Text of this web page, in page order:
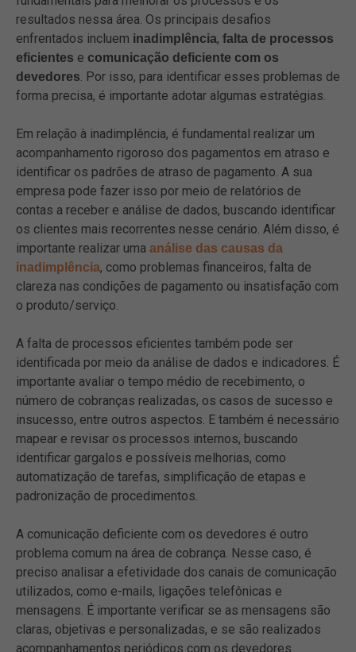
resultados nessa área. Os principais desafios
enfrentados incluem inadimplência, falta de processos
eficientes e comunicação deficiente com os
devedores . Por isso, para identificar esses problemas de
forma precisa, é importante adotar algumas estratégias.
Em relação à inadimplência, é fundamental realizar um
acompanhamento rigoroso dos pagamentos em atraso e
identificar os padrões de atraso de pagamento. A sua
empresa pode fazer isso por meio de relatórios de
contas a receber e análise de dados, buscando identificar
os clientes mais recorrentes nesse cenário. Além disso, é
importante realizar uma análise das causas da
inadimplência, como problemas financeiros, falta de
clareza nas condições de pagamento ou insatisfação com
o produto/serviço.
A falta de processos eficientes também pode ser
identificada por meio da análise de dados e indicadores. É
importante avaliar o tempo médio de recebimento, o
número de cobranças realizadas, os casos de sucesso e
insucesso, entre outros aspectos. E também é necessário
mapear e revisar os processos internos, buscando
identificar gargalos e possíveis melhorias, como
automatização de tarefas, simplificação de etapas e
padronização de procedimentos.
A comunicação deficiente com os devedores é outro
problema comum na área de cobrança. Nesse caso, é
preciso analisar a efetividade dos canais de comunicação
utilizados, como e-mails, ligações telefônicas e
mensagens. É importante verificar se as mensagens são
claras, objetivas e personalizadas, e se são realizados
acompanhamentos periódicos com os devedores.